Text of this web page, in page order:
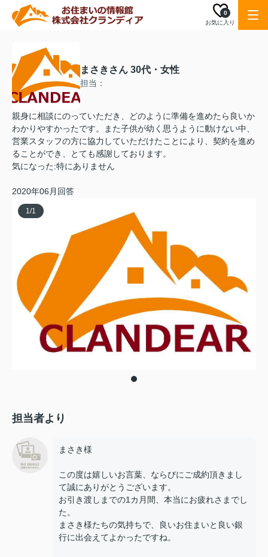
お気に入り
0
まさきさん 30代・女性
担当：
親身に相談にのっていただき、どのように準備を進めたら良いか
わかりやすかったです。また子供が幼く思うように動けない中、
営業スタッフの方に協力していただけたことにより、契約を進め
ることができ、とても感謝しております。
気になった:特にありません
2020年06月回答
1/1
担当者より
まさき様
この度は嬉しいお言葉、ならびにご成約頂きまし
て誠にありがとうございます。
お引き渡しまでの1カ月間、本当にお疲れさまでし
た。
まさき様たちの気持ちで、良いお住まいと良い銀
行に出会えてよかったですね。